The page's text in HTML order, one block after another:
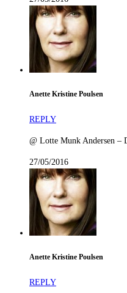
Anette Kristine Poulsen
REPLY
@ Lotte Munk Andersen –
27/05/2016
Anette Kristine Poulsen
REPLY